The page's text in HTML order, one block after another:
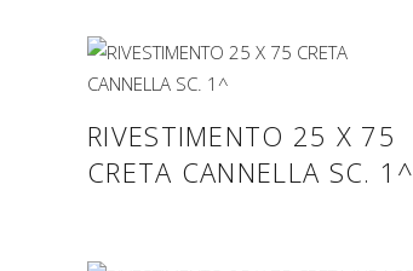
RIVESTIMENTO 25 X 75
CRETA CANNELLA SC. 1^